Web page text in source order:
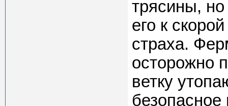
трясины,
его к
страха.
осторожно
ветку